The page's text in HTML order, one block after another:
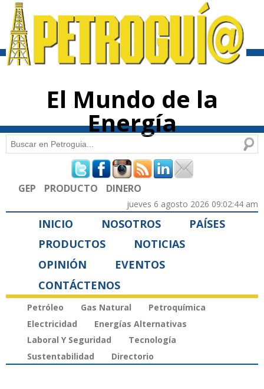
contenido
El Mundo de la
Energía
Formulario de búsqueda
Buscar
GEP PRODUCTO DINERO
jueves 6 agosto 2026 09:02:44 am
INICIO NOSOTROS
PAÍSES
PRODUCTOS
NOTICIAS
OPINIÓN
EVENTOS
CONTÁCTENOS
Petróleo Gas Natural
Petroquímica
Electricidad
Energías Alternativas
Laboral Y Seguridad
Tecnología
Sustentabilidad
Directorio